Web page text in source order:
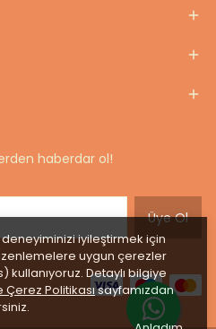
deneyiminizi iyileştirmek için
uygun çerezler
kullanıyoruz. Detaylı bilgiye
Çerez Politikasısayfamızdan
haberdar ol!
Üye Ol